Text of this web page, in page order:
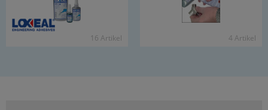
16 Ar­ti­kel 4 Ar­ti­kel